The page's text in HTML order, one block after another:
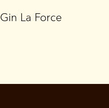
Gin La Force